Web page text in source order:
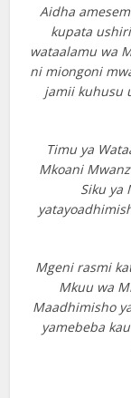
Aidha
kupata
wataalamu wa
ni miongoni
jamii kuhusu
Timu ya
Mkoani
Siku ya
Mgeni rasmi
Mkuu wa
Maadhimisho
yamebeba